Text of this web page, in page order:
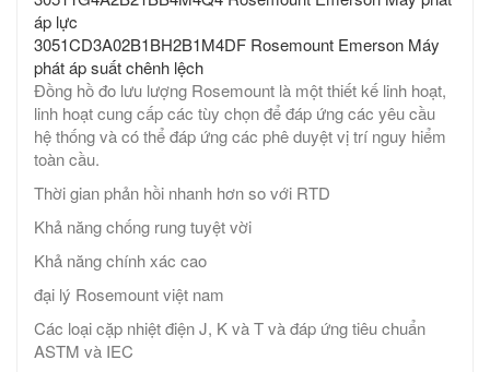
áp lực
3051CD3A02B1BH2B1M4DF Rosemount Emerson Máy
phát áp suất chênh lệch
Đồng hồ đo lưu lượng Rosemount là một thiết kế linh hoạt,
linh hoạt cung cấp các tùy chọn để đáp ứng các yêu cầu
hệ thống và có thể đáp ứng các phê duyệt vị trí nguy hiểm
toàn cầu.
Thời gian phản hồi nhanh hơn so với RTD
Khả năng chống rung tuyệt vời
Khả năng chính xác cao
đại lý Rosemount việt nam
Các loại cặp nhiệt điện J, K và T và đáp ứng tiêu chuẩn
ASTM và IEC